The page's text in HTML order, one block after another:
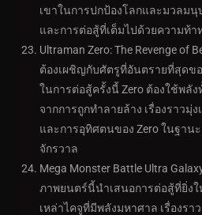
เขาในการปกป้องโลกและมวลมนุ
และการต่อสู้ที่เต็มไปด้วยความท้
Ultraman Zero: The Revenge of
ต้องเผชิญกับศัตรูที่อันตรายที่สุดขอ
ในการต่อสู้ครั้งนี้ Zero ต้องใช้พลั
จากการถูกทำลายล้าง เรื่องราวมุ่
และการอุทิศตนของ Zero ในฐาน
จักรวาล
Mega Monster Battle Ultra
ภาพยนตร์นี้นำเสนอการต่อสู้ที่ยิ่งใ
เหล่าไคจูที่มีพลังมหาศาล เรื่องร